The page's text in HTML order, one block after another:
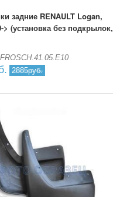
задние RENAULT Logan,
> (установка без подкрылок,
FROSCH.41.05.E10
2885руб.